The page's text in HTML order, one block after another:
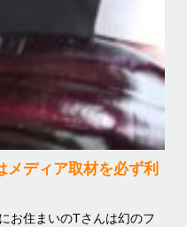
ディア取材を必ず利
お住まいのTさんは幻のフ